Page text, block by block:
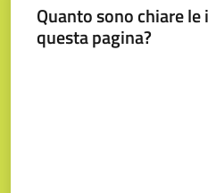
Quanto sono chiare
questa pagina?